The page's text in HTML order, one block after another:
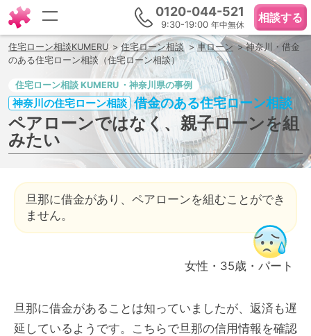
住宅ローン相談KUMERU 住宅ローン相談 車ローン
神奈川・借金
のある住宅ローン相談（住宅ローン相談）
住宅ローン相談 ・神奈川県の事例
神奈川の住宅ローン相談 借金のある住宅ローン相談
ペアローンではなく、親子ローンを組
みたい
旦那に借金があり、ペアローンを組むことができ
ません。
女性・35歳・パート
旦那に借金があることは知っていましたが、返済も遅
延しているようです。こちらで旦那の信用情報を確認
0120-044-521
9:30-19:00 年中無休
相談する